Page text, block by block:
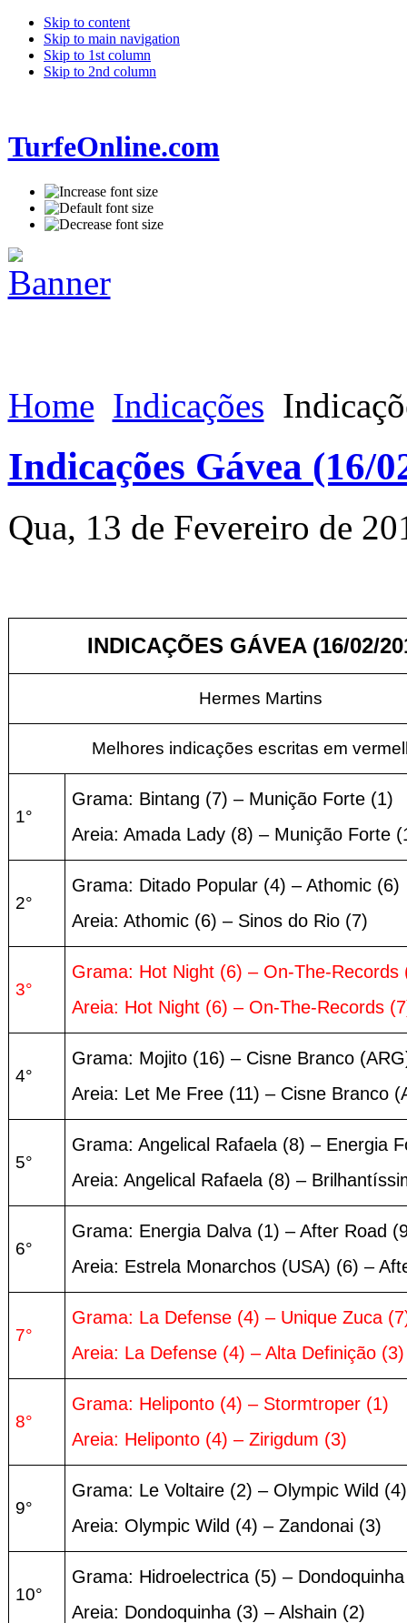
Skip to content
Skip to main navigation
Skip to 1st column
Skip to 2nd column
TurfeOnline.com
Home Indicações
Indicações Gávea (16/
Qua, 13 de Fevereiro de
INDICAÇÕES GÁVEA (16/02/
Hermes Martins
Melhores indicações escritas em
1°
Grama: Bintang (7) – Munição Forte (1)
Areia: Amada Lady (8) – Munição Forte
2°
Grama: Ditado Popular (4) – Athomic (6)
Areia: Athomic (6) – Sinos do Rio (7)
3°
Grama: Hot Night (6) – On-The-Records
Areia: Hot Night (6) – On-The-Records
4°
Grama: Mojito (16) – Cisne Branco
Areia: Let Me Free (11) – Cisne Branco
5°
Grama: Angelical Rafaela (8) – Energia
Areia: Angelical Rafaela (8) –
6°
Grama: Energia Dalva (1) – After Road
Areia: Estrela Monarchos (USA) (6) –
7°
Grama: La Defense (4) – Unique Zuca
Areia: La Defense (4) – Alta Definição (3)
8°
Grama: Heliponto (4) – Stormtroper (1)
Areia: Heliponto (4) – Zirigdum (3)
9°
Grama: Le Voltaire (2) – Olympic Wild (4)
Areia: Olympic Wild (4) – Zandonai (3)
10°
Grama: Hidroelectrica (5) –
Areia: Dondoquinha (3) – Alshain (2)